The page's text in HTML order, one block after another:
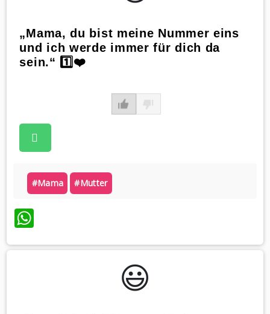
„Mama, du bist meine Nummer eins
und ich werde immer für dich da
sein.“ 1️⃣❤️
#mama #mutter
WhatsApp
😃️